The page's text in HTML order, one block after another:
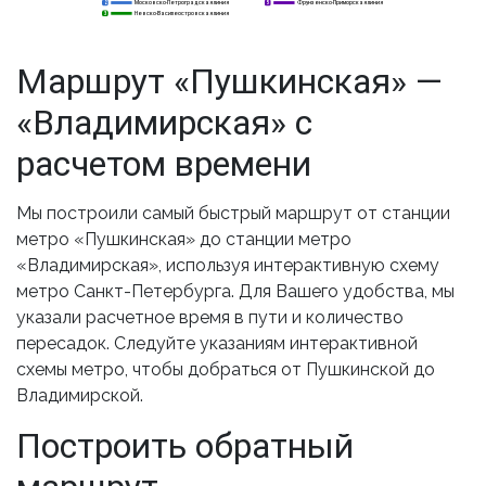
Невско-Василеостровская линия
2
3
5
2
3
Маршрут «Пушкинская» —
«Владимирская» с
расчетом времени
Мы построили самый быстрый маршрут от станции
метро «Пушкинская» до станции метро
«Владимирская», используя интерактивную схему
метро Санкт-Петербурга. Для Вашего удобства, мы
указали расчетное время в пути и количество
пересадок. Следуйте указаниям интерактивной
схемы метро, чтобы добраться от Пушкинской до
Владимирской.
Построить обратный